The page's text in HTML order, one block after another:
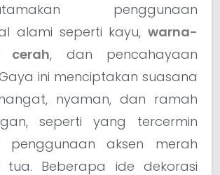
penggunaan
alami seperti kayu, warna-
cerah, dan pencahayaan
ini menciptakan suasana
nyaman, dan ramah
seperti yang tercermin
penggunaan aksen merah
tua. Beberapa ide dekorasi